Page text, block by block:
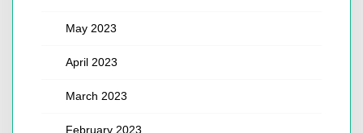
May 2023
April 2023
March 2023
February 2023